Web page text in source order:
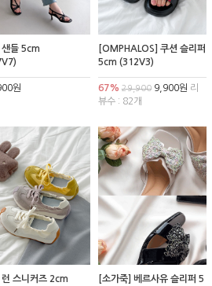
샌들 5cm
원
[OMPHALOS] 쿠션 슬리퍼
5cm (312V3)
67% 29,9009,900원 리
뷰수 : 82개
런 스니커즈 2cm
[소가죽] 베르사유 슬리퍼 5